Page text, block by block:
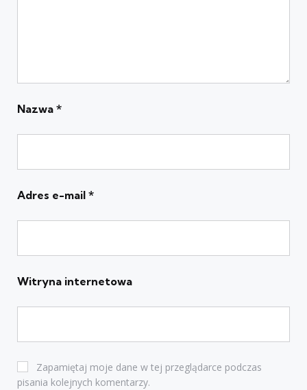
Nazwa *
Adres e-mail *
Witryna internetowa
Zapamiętaj moje dane w tej przeglądarce podczas
pisania kolejnych komentarzy.